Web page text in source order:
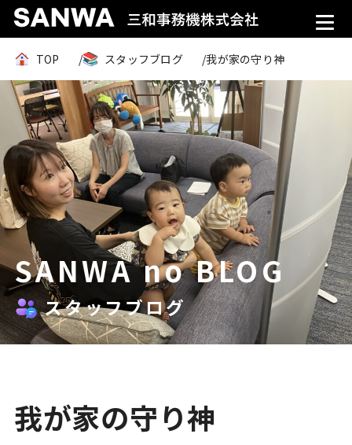
TOP スタッフブログ 我が家の守り神
SANWA no BLOG
スタッフブログ
我が家の守り神